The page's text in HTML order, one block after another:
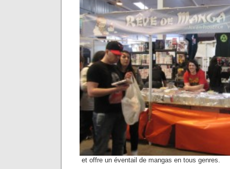
et offre un éventail de mangas en tous genres.